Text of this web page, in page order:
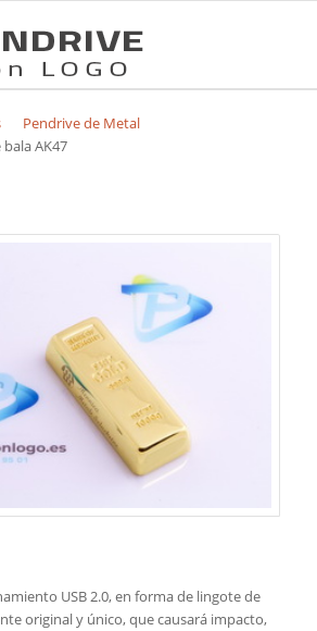
Pendrive de Metal
AK47
USB 2.0, en forma de lingote de
original y único, que causará impacto,